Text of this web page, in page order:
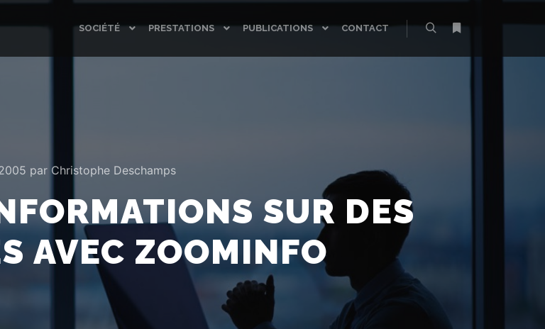
SOCIÉTÉ PRESTATIONS PUBLICATIONS
CONTACT
par Christophe Deschamps
SUR DES
AVEC ZOOMINFO